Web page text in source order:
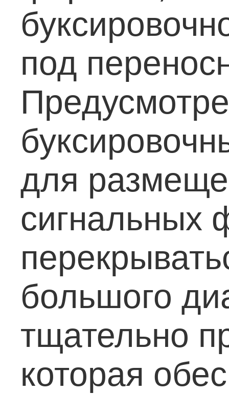
под
для
сигнальных
большого
тщательно
которая